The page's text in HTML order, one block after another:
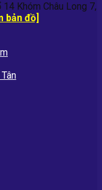
Khóm Châu Long 7,
bản đồ]